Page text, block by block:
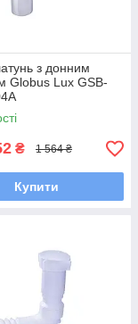
з донним
Globus Lux GSB-
₴ 1 564 ₴
Купити